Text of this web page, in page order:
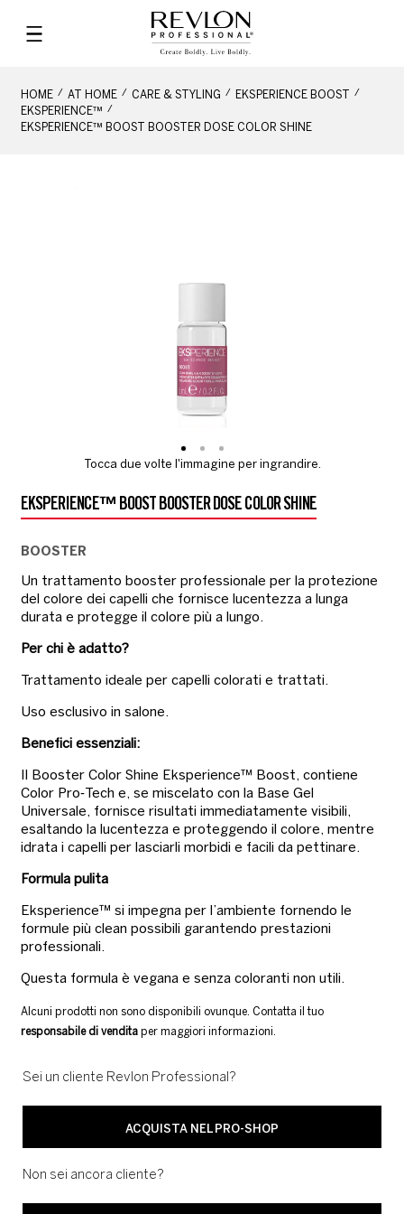
HOME AT HOME CARE & STYLING
EKSPERIENCE BOOST
EKSPERIENCE™
EKSPERIENCE™ BOOST BOOSTER DOSE COLOR SHINE
Tocca due volte l'immagine per ingrandire.
EKSPERIENCE™ BOOST BOOSTER DOSE COLOR SHINE
BOOSTER
Un trattamento booster professionale per la protezione
del colore dei capelli che fornisce lucentezza a lunga
durata e protegge il colore più a lungo.
Per chi è adatto?
Trattamento ideale per capelli colorati e trattati.
Uso esclusivo in salone.
Benefici essenziali:
Il Booster Color Shine Eksperience™ Boost, contiene
Color Pro‐Tech e, se miscelato con la Base Gel
Universale, fornisce risultati immediatamente visibili,
esaltando la lucentezza e proteggendo il colore, mentre
idrata i capelli per lasciarli morbidi e facili da pettinare.
Formula pulita
Eksperience™ si impegna per l’ambiente fornendo le
formule più clean possibili garantendo prestazioni
professionali.
Questa formula è vegana e senza coloranti non utili.
Alcuni prodotti non sono disponibili ovunque. Contatta il tuo
responsabile di vendita per maggiori informazioni.
Sei un cliente Revlon Professional?
ACQUISTA NEL PRO-SHOP
Non sei ancora cliente?